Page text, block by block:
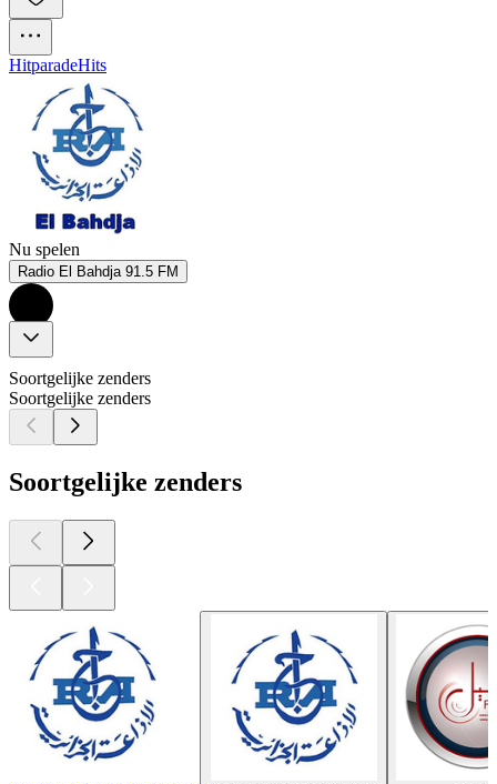
HitparadeHits
Nu spelen
Radio El Bahdja 91.5 FM
Soortgelijke zenders
Soortgelijke zenders
Soortgelijke zenders